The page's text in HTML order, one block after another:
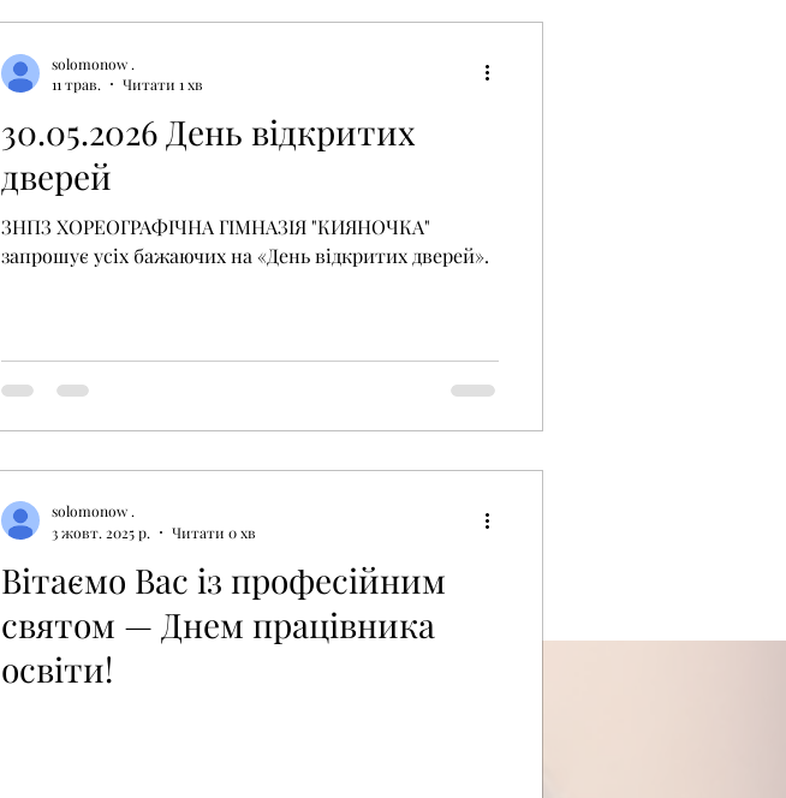
«Київський хореографічний
30.05.2026 День відкритих
дверей
ЗНПЗ ХОРЕОГРАФІЧНА ГІМНАЗІЯ "КИЯНОЧКА"
запрошує усіх бажаючих на «День відкритих дверей».
solomonow .
11 трав.
Читати 1 хв
Вітаємо Вас із професійним
святом — Днем працівника
освіти!
solomonow .
3 жовт. 2025 р.
Читати 0 хв